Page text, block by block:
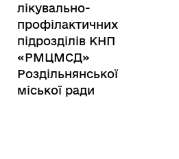
лікувально-
профілактичних
підрозділів КНП
«РМЦМСД»
Роздільнянської
міської ради